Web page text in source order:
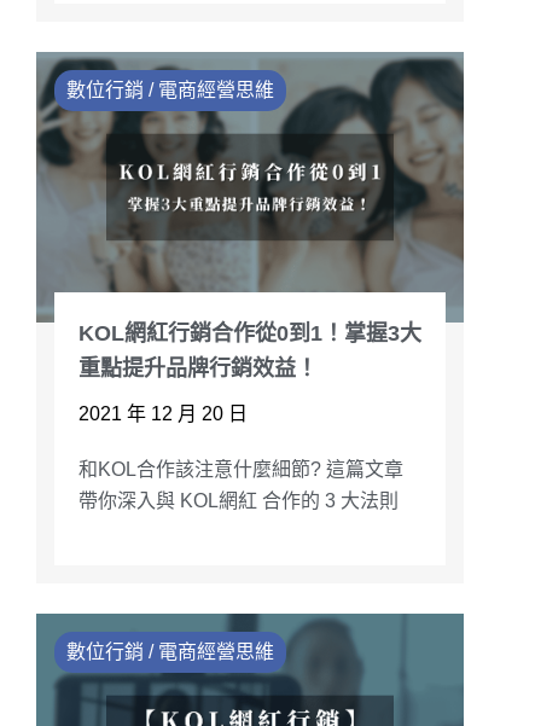
數位行銷 / 電商經營思維
KOL網紅行銷合作從0到1！掌握3大
重點提升品牌行銷效益！
2021 年 12 月 20 日
和KOL合作該注意什麼細節? 這篇文章
帶你深入與 KOL網紅 合作的 3 大法則
數位行銷 / 電商經營思維